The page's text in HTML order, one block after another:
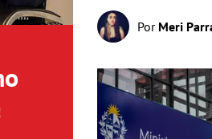
Por Meri